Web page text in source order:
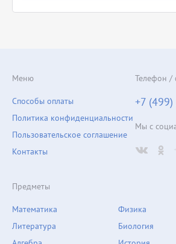
Предметы
Математика
Литература
Физика
Биология
Меню
Способы оплаты
Политика конфиденциальности
Пользовательское соглашение
Контакты
Телефон /
+7
Мы с